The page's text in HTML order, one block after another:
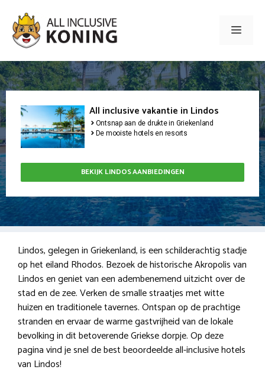
naar
inhoud
Menu
All inclusive vakantie in Lindos
Ontsnap aan de drukte in Griekenland
De mooiste hotels en resorts
BEKIJK LINDOS AANBIEDINGEN
Lindos, gelegen in Griekenland, is een schilderachtig stadje
op het eiland Rhodos. Bezoek de historische Akropolis van
Lindos en geniet van een adembenemend uitzicht over de
stad en de zee. Verken de smalle straatjes met witte
huizen en traditionele tavernes. Ontspan op de prachtige
stranden en ervaar de warme gastvrijheid van de lokale
bevolking in dit betoverende Griekse dorpje. Op deze
pagina vind je snel de best beoordeelde all-inclusive hotels
van Lindos!